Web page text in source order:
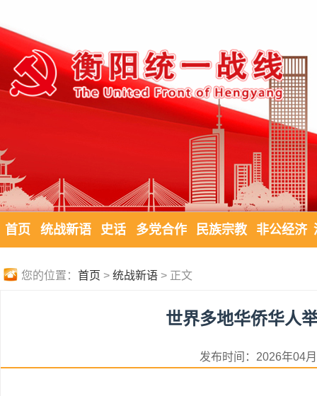
首页 统战新语 史话 多党合作 民族宗教 非公经济
您的位置： 首页 > 统战新语 > 正文
世界多地华侨华人
发布时间：2026年04